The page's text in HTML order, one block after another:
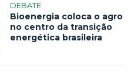
DEBATE
Bioenergia coloca o agro
no centro da transição
energética brasileira